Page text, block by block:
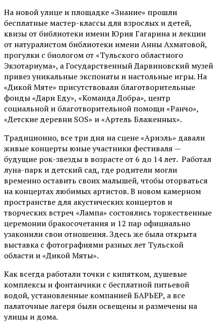
На новой улице и площадке «Знание» прошли
бесплатные мастер-классы для взрослых и детей,
квизы от библиотеки имени Юрия Гагарина и лекции
от натуралистом библиотеки имени Анны Ахматовой,
прогулки с биологом от «Тульского областного
Экзотариума», а Государственный Дарвиновский музей
привез уникальные экспонаты и настольные игры. На
«Дикой Мяте» присутствовали благотворительные
фонды «Дари Еду», «Команда Добра», центр
социальной и благотворительной помощи «Ранчо»,
«Детские деревни SOS» и «Артель Блаженных».
Традиционно, все три дня на сцене«Ариэль» давали
живые концерты юные участники фестиваля —
будущие рок-звезды в возрасте от 6 до 14 лет. Работал
луна-парк и детский сад, где родители могли
временно оставить своих малышей, чтобы оторваться
на концертах любимых артистов. В новом камерном
пространстве для акустических концертов и
творческих встреч «Лампа» состоялись торжественные
церемонии бракосочетания и 12 пар официально
узаконили свои отношения. Здесь же была открыта
выставка с фотографиями разных лет Тульской
области и «Дикой Мяты».
Как всегда работали точки с кипятком, душевые
комплексы и фонтанчики с бесплатной питьевой
водой, установленные компанией БАРЬЕР, а все
палаточные лагеря были освещены и размечены на
улицы и дома.